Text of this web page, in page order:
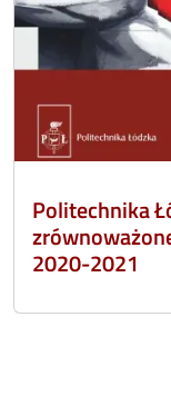
Politechnika
2020-2021